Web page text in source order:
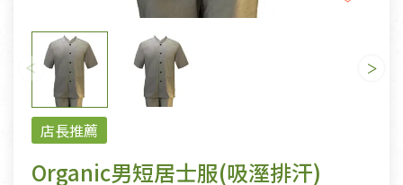
店長推薦
Organic男短居士服(吸溼排汗)